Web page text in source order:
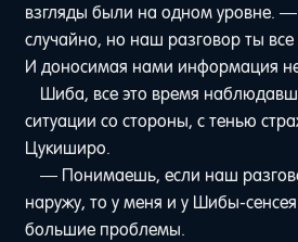
взгляды были на одном уровне. —
случайно, но наш разговор ты
И доносимая нами информация
Шиба, все это время
ситуации со стороны, с тенью
Цукиширо.
— Понимаешь, если наш
наружу, то у меня и у Шибы-сенсея
большие проблемы.